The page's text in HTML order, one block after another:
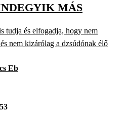
MÁS
tudja és elfogadja, hogy nem
nem kizárólag a dzsúdónak élő
Eb